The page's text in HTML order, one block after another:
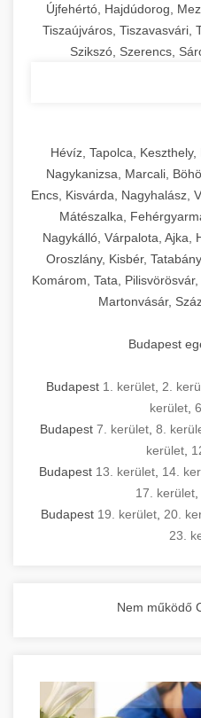
Újfehértó, Hajdúdorog,
Tiszaújváros, Tiszavasvári,
Szikszó, Szerencs,
Hévíz, Tapolca,
Nagykanizsa, Marcali,
Encs, Kisvárda, Nagyhalász,
Mátészalka,
Nagykálló, Várpalota, Ajka,
Oroszlány, Kisbér,
Komárom, Tata,
Martonvásár,
Budapest
Budapest 1. kerület 2.
kerület
Budapest 7. kerület, 8.
kerület
Budapest 13. kerület 14.
17. kerület
Budapest 19. kerület 20.
23.
Nem működő